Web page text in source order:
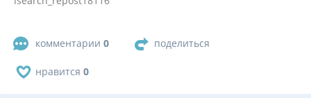
комментарии 0 поделиться
нравится 0